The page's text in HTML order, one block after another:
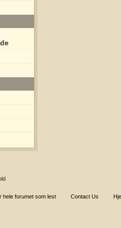
hele forumet som lest Contact Us